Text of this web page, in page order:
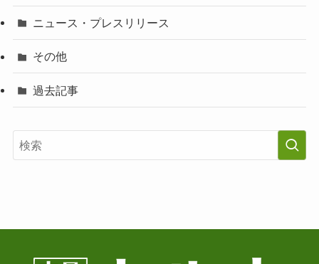
ニュース・プレスリリース
その他
過去記事